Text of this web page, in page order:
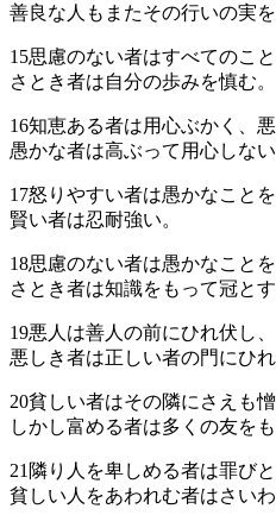
善良な人もまたその行いの実を
15思慮のない者はすべてのこと
さとき者は自分の歩みを慎む。
16知恵ある者は用心ぶかく、悪
愚かな者は高ぶって用心しない
17怒りやすい者は愚かなことを
賢い者は忍耐強い。
18思慮のない者は愚かなこと
さとき者は知識をもって冠とす
19悪人は善人の前にひれ伏し、
悪しき者は正しい者の門にひれ
20貧しい者はその隣にさえも憎
しかし富める者は多くの友をも
21 隣り人を卑しめる者は罪びと
貧しい人をあわれむ者はさいわ